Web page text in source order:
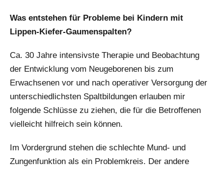
Was entstehen für Probleme bei Kindern mit
Lippen-Kiefer-Gaumenspalten?
Ca. 30 Jahre intensivste Therapie und Beobachtung
der Entwicklung vom Neugeborenen bis zum
Erwachsenen vor und nach operativer Versorgung der
unterschiedlichsten Spaltbildungen erlauben mir
folgende Schlüsse zu ziehen, die für die Betroffenen
vielleicht hilfreich sein können.
Im Vordergrund stehen die schlechte Mund- und
Zungenfunktion als ein Problemkreis. Der andere